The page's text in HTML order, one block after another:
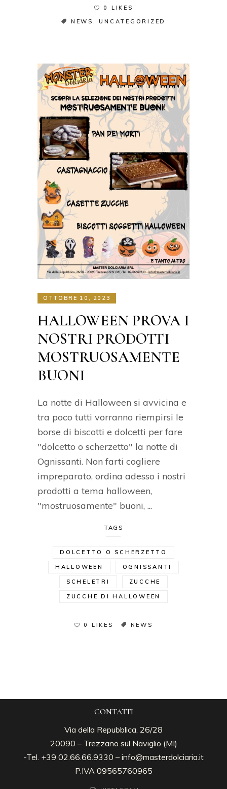
0 LIKES
NEWS ,UNCATEGORIZED
OTTOBRE 10, 2023
HALLOWEEN PROVA I
NOSTRI PRODOTTI
MOSTRUOSAMENTE
BUONI
La notte di Halloween si avvicina e
tra poco tutti vorranno riempirsi le
borse di biscotti e dolcetti per fare
"dolcetto o scherzetto" la notte di
Ognissanti. Non farti cogliere
impreparato, ordina adesso i nostri
prodotti a tema halloween,
"mostruosamente" buoni,
TAGS
DOLCETTO O SCHERZETTO
HALLOWEEN OGNISSANTI
SCHELETRI ZUCCHE
ZUCCHE DI HALLOWEEN
0 LIKES NEWS
CONTATTI
Via della Repubblica, 26/28
20090 – Trezzano sul Naviglio (MI)
-Tel. +39 02.66.66.9330 – info@masterdolciaria.it
P.IVA 09565760965